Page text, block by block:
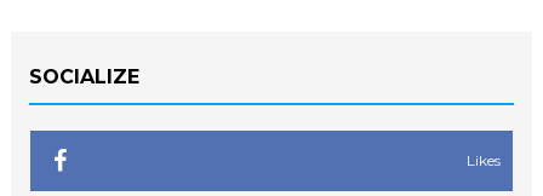
SOCIALIZE
Likes